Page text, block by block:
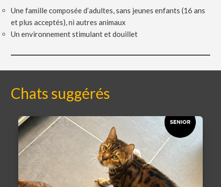
Une famille composée d’adultes, sans jeunes enfants (16 ans
et plus acceptés), ni autres animaux
Un environnement stimulant et douillet
Chats suggérés